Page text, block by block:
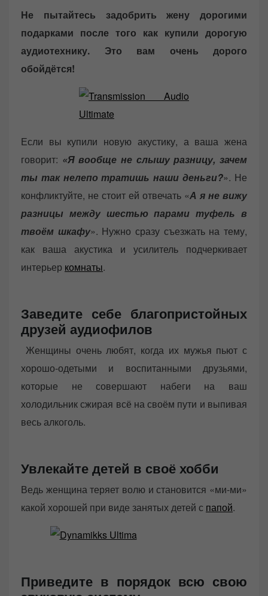
Не пытайтесь задобрить жену дорогими
подарками после того как купили дорогую
аудиотехнику. Это вам очень дорого
обойдётся!
Если вы купили новую акустику, а ваша жена
говорит: «Я вообще не слышу разницу, зачем
ты так нелепо тратишь наши деньги?». Не
конфликтуйте, не стоит ей отвечать «А я не вижу
разницы между шестью парами туфель в
твоём шкафу». Нужно сразу съезжать на тему,
как ваша акустика и усилитель подчеркивает
интерьер комнаты.
Заведите себе благопристойных
друзей аудиофилов
Женщины очень любят, когда их мужья пьют с
хорошо-одетыми и воспитанными друзьями,
которые не совершают набеги на ваш
холодильник сжирая всё на своём пути и выпивая
весь алкоголь.
Увлекайте детей в своё хобби
Ведь женщина теряет волю и становится «ми-ми»
какой хорошей при виде занятых детей с папой.
Приведите в порядок всю свою